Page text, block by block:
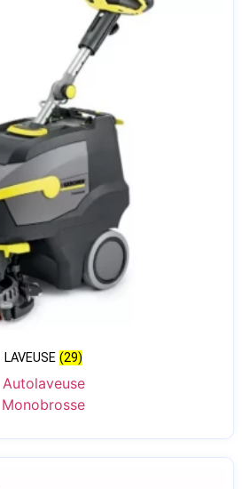
LAVEUSE (29)
Autolaveuse
Monobrosse